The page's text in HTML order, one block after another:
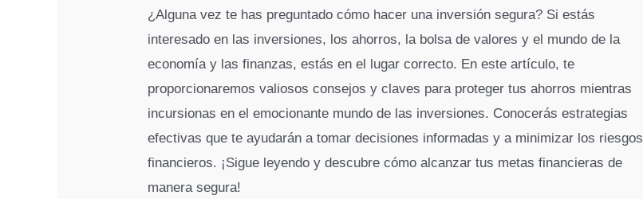
¿Alguna vez te has preguntado cómo hacer una inversión segura? Si estás
interesado en las inversiones, los ahorros, la bolsa de valores y el mundo de la
economía y las finanzas, estás en el lugar correcto. En este artículo, te
proporcionaremos valiosos consejos y claves para proteger tus ahorros mientras
incursionas en el emocionante mundo de las inversiones. Conocerás estrategias
efectivas que te ayudarán a tomar decisiones informadas y a minimizar los riesgos
financieros. ¡Sigue leyendo y descubre cómo alcanzar tus metas financieras de
manera segura!